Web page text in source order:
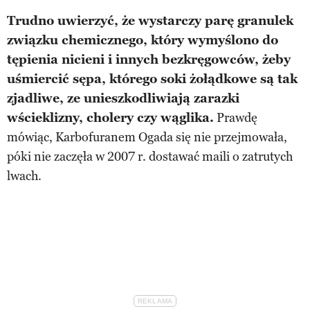
Trudno uwierzyć, że wystarczy parę granulek
związku chemicznego, który wymyślono do
tępienia nicieni i innych bezkręgowców, żeby
uśmiercić sępa, którego soki żołądkowe są tak
zjadliwe, ze unieszkodliwiają zarazki
wścieklizny, cholery czy wąglika. Prawdę
mówiąc, Karbofuranem Ogada się nie przejmowała,
póki nie zaczęła w 2007 r. dostawać maili o zatrutych
lwach.